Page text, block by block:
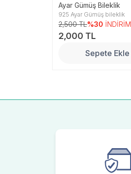
Ayar Gümüş Bileklik
925 Ayar Gümüş bileklik
2,500 TL%30 İNDİRİM
2,000 TL
Sepete Ekle